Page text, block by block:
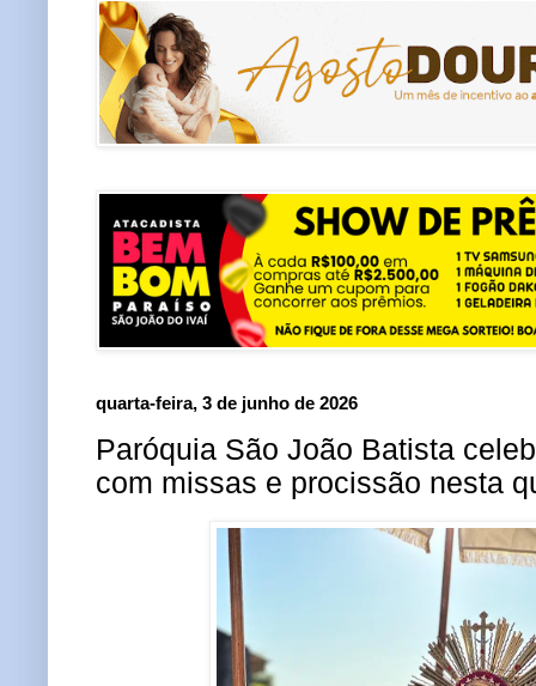
quarta-feira, 3 de junho de 2026
Paróquia São João Batista
com missas e procissão nesta